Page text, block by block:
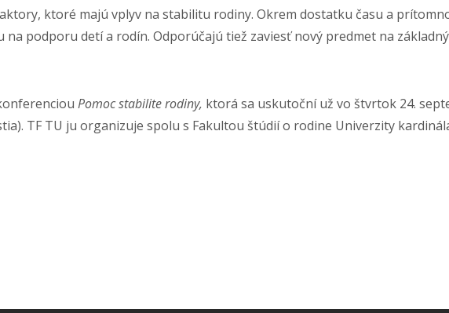
ktoré majú vplyv na stabilitu rodiny. Okrem dostatku času a
podporu detí a rodín. Odporúčajú tiež zaviesť nový predmet na
Pomoc stabilite rodiny, ktorá sa uskutoční už vo štvrtok 24.
TF TU ju organizuje spolu s Fakultou štúdií o rodine Univerzity